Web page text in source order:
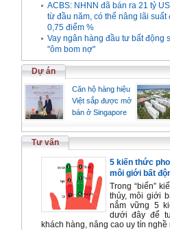
ACBS: NHNN đã bán ra 21 tỷ
từ đầu năm, có thể nâng lãi suất
0,75 điểm %
Vay ngân hàng đầu tư bất động
"ôm bom nợ"
Dự án
Căn hộ hàng hiệu
Việt sắp được mở
bán ở Singapore
Tư vấn
5 kiến thức
môi giới bất
Trong “biển”
thủy, môi giới
nắm vững 5
dưới đây để
khách hàng, nâng cao uy tín nghề